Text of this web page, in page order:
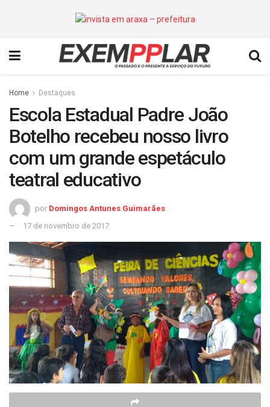
Home Destaques
Escola Estadual Padre João
Botelho recebeu nosso livro
com um grande espetáculo
teatral educativo
por Domingos Antunes Guimarães
17 de novembro de 2017